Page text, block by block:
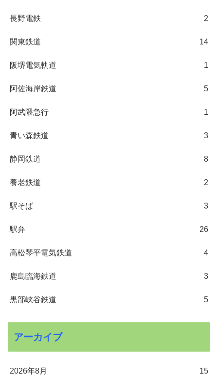
長野電鉄 2
関東鉄道 14
阪堺電気軌道 1
阿佐海岸鉄道 5
阿武隈急行 1
青い森鉄道 3
静岡鉄道 8
養老鉄道 2
駅そば 3
駅弁 26
高松琴平電気鉄道 4
鹿島臨海鉄道 3
黒部峡谷鉄道 5
アーカイブ
2026年8月 15